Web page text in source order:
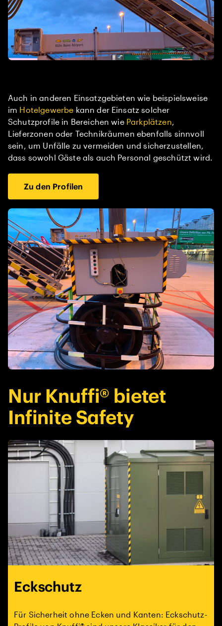
Auch in anderen Einsatzgebieten wie beispielsweise
im Hotelgewerbe kann der Einsatz solcher
Schutzprofile in Bereichen wie Parkplätzen,
Lieferzonen oder Technikräumen ebenfalls sinnvoll
sein, um Unfälle zu vermeiden und sicherzustellen,
dass sowohl Gäste als auch Personal geschützt wird.
Zu den Profilen
Nur Knuffi® bietet
Infinite Safety
Eckschutz
Für Sicherheit ohne Ecken und Kanten: Eckschutz-